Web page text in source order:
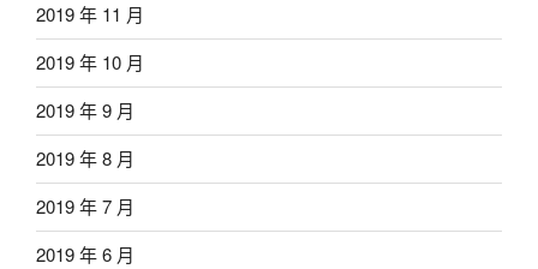
2019 年 11 月
2019 年 10 月
2019 年 9 月
2019 年 8 月
2019 年 7 月
2019 年 6 月